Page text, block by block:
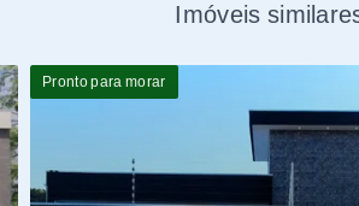
Imóveis
Pronto para morar